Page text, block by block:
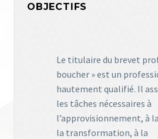
OBJECTIFS
Le titulaire du brevet
boucher » est un
hautement qualifié. Il
les tâches nécessaires à
l’approvisionnement, à
la transformation, à la